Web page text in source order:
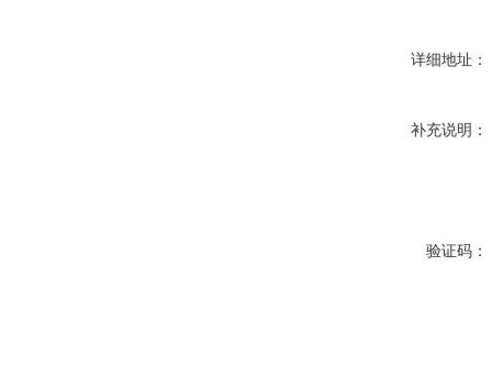
详细地址：
补充说明：
验证码：